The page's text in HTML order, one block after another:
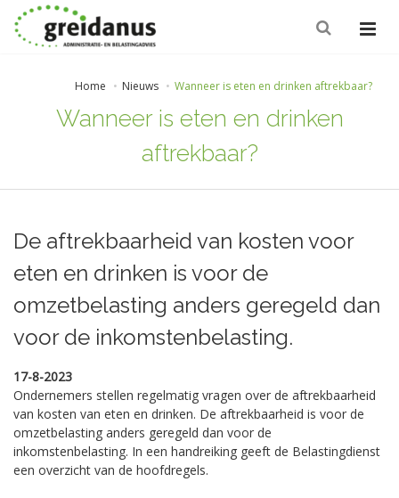
Home Nieuws Wanneer is eten en drinken aftrekbaar?
Wanneer is eten en drinken
aftrekbaar?
De aftrekbaarheid van kosten voor
eten en drinken is voor de
omzetbelasting anders geregeld dan
voor de inkomstenbelasting.
17-8-2023
Ondernemers stellen regelmatig vragen over de aftrekbaarheid
van kosten van eten en drinken. De aftrekbaarheid is voor de
omzetbelasting anders geregeld dan voor de
inkomstenbelasting. In een handreiking geeft de Belastingdienst
een overzicht van de hoofdregels.